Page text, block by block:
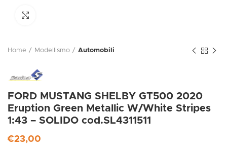
Home Modellismo Automobili
FORD MUSTANG SHELBY GT500 2020
Eruption Green Metallic W/White Stripes
1:43 – SOLIDO cod.SL4311511
€23,00